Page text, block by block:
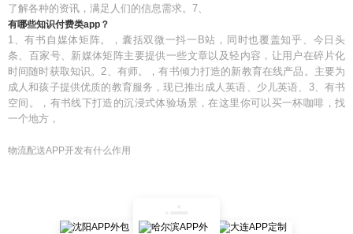
了解各种的资讯，满足人们的信息需求。7、
有哪些知识付费类app？
1、有书自媒体矩阵。，囊括双微一抖一B站，同时也覆盖知乎、今日头
条、百家号、新媒体矩阵主要提供一些文章以及轻内容，让用户在碎片化
时间随时获取知识。2、有师。，有书倾力打造的新教育在线产品。主要为
成人和孩子提供优质的教育服务，现已推出成人英语、少儿英语、3、有书
空间。，有书线下打造的沉浸式体验场景，在这里你可以买一杯咖啡，找
一个地方，
物流配送APP开发有什么作用